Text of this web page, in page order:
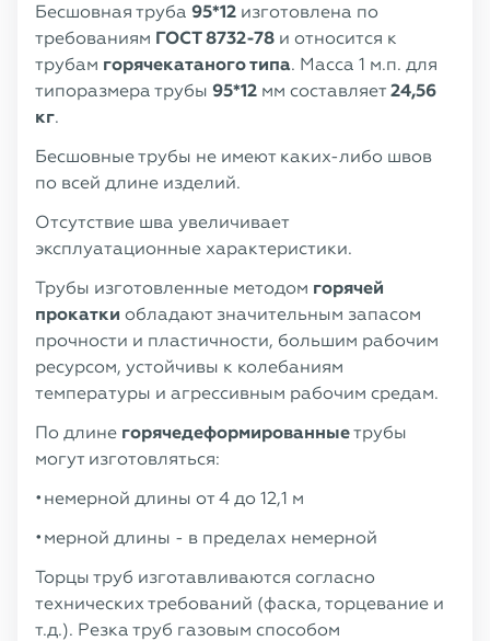
Бесшовная труба 95*12 изготовлена по
требованиям ГОСТ 8732-78 и относится к
трубам горячекатаного типа. Масса 1 м.п. для
типоразмера трубы 95*12 мм составляет24,56
кг.
Бесшовные трубы не имеют каких-либо швов
по всей длине изделий.
Отсутствие шва увеличивает
эксплуатационные характеристики.
Трубы изготовленные методом горячей
прокатки обладают значительным запасом
прочности и пластичности, большим рабочим
ресурсом, устойчивы к колебаниям
температуры и агрессивным рабочим средам.
По длине горячедеформированныетрубы
могут изготовляться:
немерной длины от 4 до 12,1 м
мерной длины - в пределах немерной
Торцы труб изготавливаются согласно
технических требований (фаска, торцевание и
т.д.). Резка труб газовым способом